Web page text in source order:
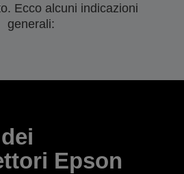
Ecco alcuni indicazioni
generali:
Epson